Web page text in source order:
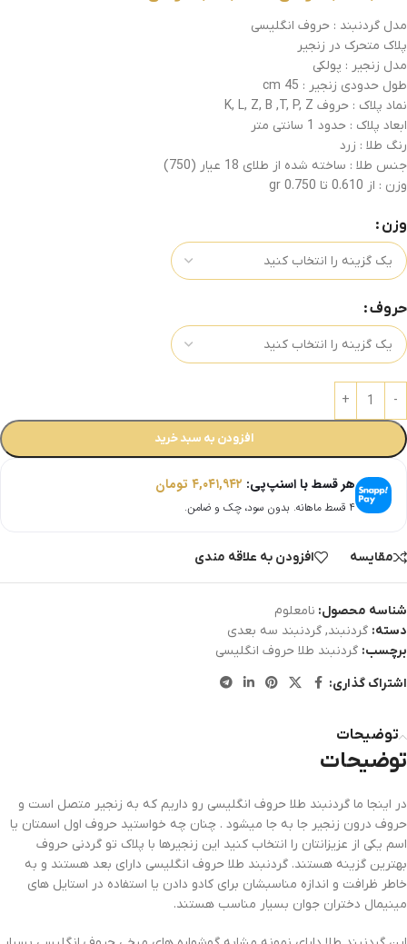
مدل گردنبند : حروف انگلیسی
پلاک متحرک در زنجیر
مدل زنجیر : پولکی
طول حدودی زنجیر : 45 cm
نماد پلاک : حروف K, L, Z, B ,T, P, Z
ابعاد پلاک : حدود 1 سانتی متر
رنگ طلا : زرد
جنس طلا : ساخته شده از طلای 18 عیار (750)
وزن : از 0.610 تا 0.750 gr
وزن
حروف
افزودن به سبد خرید
هر قسط با اسنپ‌پی: ۴,۰۴۱,۹۴۲ تومان
۴ قسط ماهانه. بدون سود، چک و ضامن.
مقایسه افزودن به علاقه مندی
شناسه محصول: نامعلوم
دسته: گردنبند, گردنبند سه بعدی
برچسب: گردنبند طلا حروف انگلیسی
اشتراک گذاری:
توضیحات
توضیحات
در اینجا ما گردنبند طلا حروف انگلیسی رو داریم که به زنجیر متصل است و
حروف درون زنجیر جا به جا میشود . چنان چه خواستید حروف اول اسمتان یا
اسم یکی از عزیزانتان را انتخاب کنید این زنجیرها با پلاک تو گردنی حروف
بهترین گزینه هستند. گردنبند طلا حروف انگلیسی دارای بعد هستند و به
خاطر ظرافت و اندازه مناسبشان برای کادو دادن یا استفاده در استایل های
مینیمال دختران جوان بسیار مناسب هستند.